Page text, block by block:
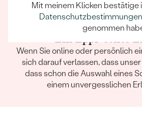
Wenn Sie online oder persönlich
sich darauf verlassen, dass
dass schon die Auswahl eines
einem unvergesslichen
Mit meinem Klicken bestätige
Datenschutzbestimmungen
genommen